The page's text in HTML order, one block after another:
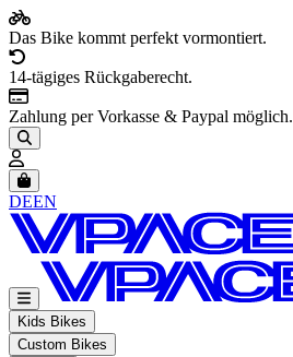
Das Bike kommt perfekt vormontiert.
14-tägiges Rückgaberecht.
Zahlung per Vorkasse & Paypal möglich.
Artikel im Warenkorb, Warenkorb anzeigen
DEEN
Kids Bikes
Custom Bikes